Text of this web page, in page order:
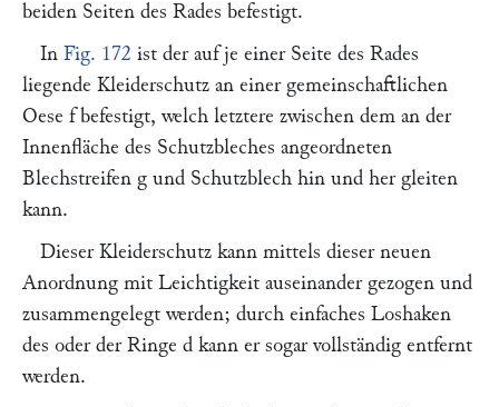
beiden Seiten des Rades befestigt.
In Fig. 172 ist der auf je einer Seite des Rades
liegende Kleiderschutz an einer gemeinschaftlichen
Oese fbefestigt, welch letztere zwischen dem an der
Innenfläche des Schutzbleches angeordneten
Blechstreifen g und Schutzblech hin und her gleiten
kann.
Dieser Kleiderschutz kann mittels dieser neuen
Anordnung mit Leichtigkeit auseinander gezogen und
zusammengelegt werden; durch einfaches Loshaken
des oder der Ringe d kann er sogar vollständig entfernt
werden.